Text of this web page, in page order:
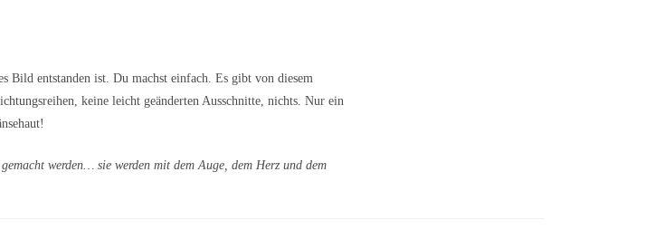
Bild entstanden ist. Du machst einfach. Es gibt von diesem
keine leicht geänderten Ausschnitte, nichts. Nur ein
werden… sie werden mit dem Auge, dem Herz und dem